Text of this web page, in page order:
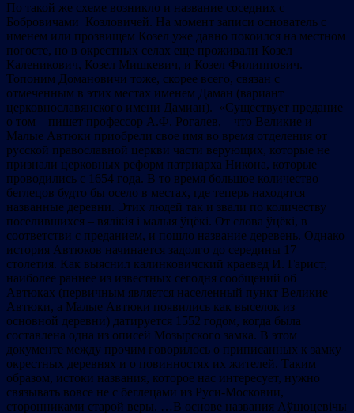
По такой же схеме возникло и название соседних с
Бобровичами Козловичей. На момент записи основатель с
именем или прозвищем Козел уже давно покоился на местном
погосте, но в окрестных селах еще проживали Козел
Каленикович, Козел Мишкевич, и Козел Филиппович.
Топоним Домановичи тоже, скорее всего, связан с
отмеченным в этих местах именем Даман (вариант
церковнославянского имени Дамиан). «Существует предание
о том – пишет профессор А.Ф. Рогалев, – что Великие и
Малые Автюки приобрели свое имя во время отделения от
русской православной церкви части верующих, которые не
признали церковных реформ патриарха Никона, которые
проводились с 1654 года. В то время большое количество
беглецов будто бы осело в местах, где теперь находятся
названные деревни. Этих людей так и звали по количеству
поселившихся – вялікія і малыя ўцёкі. От слова ўцёкі, в
соответстви с преданием, и пошло название деревень. Однако
история Автюков начинается задолго до середины 17
столетия. Как выяснил калинковичский краевед И. Гарист,
наиболее раннее из известных сегодня сообщений об
Автюках (первичным является населенный пункт Великие
Автюки, а Малые Автюки появились как выселок из
основной деревни) датируется 1552 годом, когда была
составлена одна из описей Мозырского замка. В этом
документе между прочим говорилось о приписанных к замку
окрестных деревнях и о повинностях их жителей. Таким
образом, истоки названия, которое нас интересует, нужно
связывать вовсе не с беглецами из Руси-Московии,
сторонниками старой веры. …В основе названия Аўцюцевічы